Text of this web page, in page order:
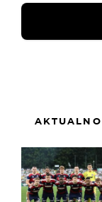
AKTUALNO